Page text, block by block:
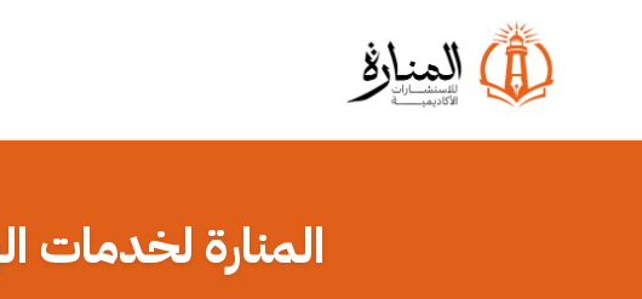
المنارة لخدمات